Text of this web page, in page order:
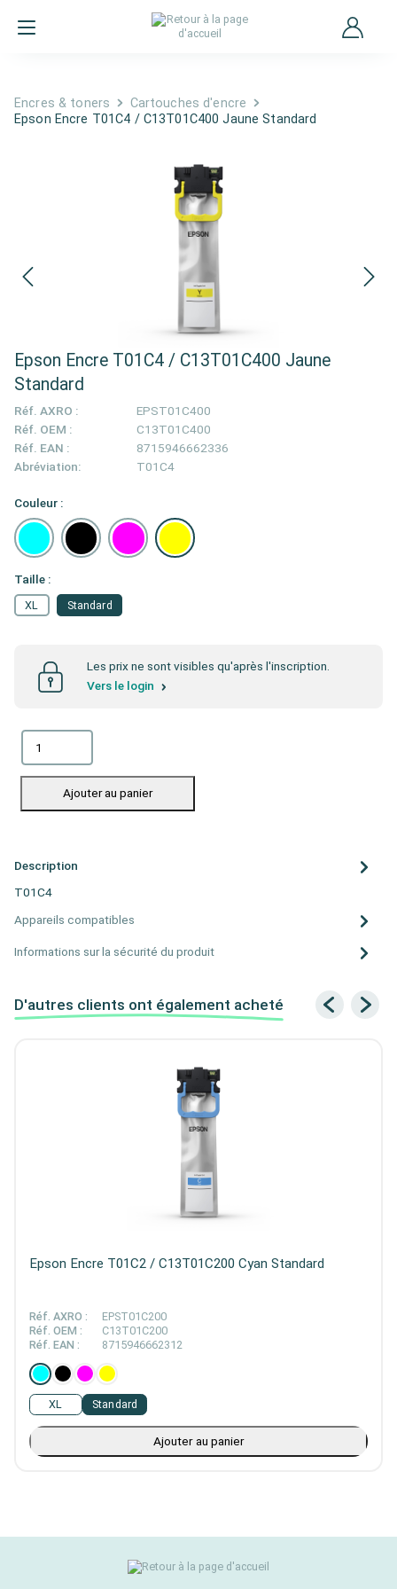
Encres & toners
Cartouches d'encre
Epson Encre T01C4 / C13T01C400 Jaune Standard
Epson Encre T01C4 / C13T01C400 Jaune
Standard
Réf. AXRO :
EPST01C400
Réf. OEM :
C13T01C400
Réf. EAN :
8715946662336
Abréviation:
T01C4
Couleur :
Taille :
Standard
XL
Les prix ne sont visibles qu'après l'inscription.
Vers le login
Ajouter au panier
Description
T01C4
Appareils compatibles
Informations sur la sécurité du produit
D'autres clients ont également acheté
Epson Encre T01C2 / C13T01C200 Cyan Standard
Réf. AXRO :
EPST01C200
Réf. OEM :
C13T01C200
Réf. EAN :
8715946662312
Standard
XL
Ajouter au panier